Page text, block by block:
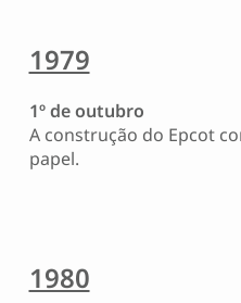
1979
1º de outubro
A construção do Epcot
papel.
1980